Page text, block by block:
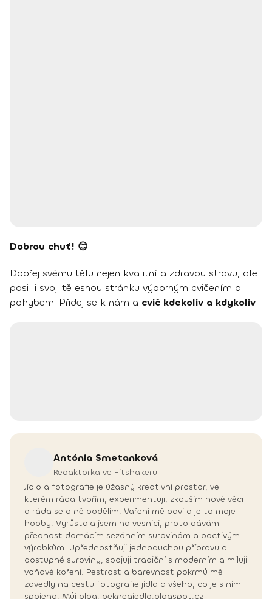
Dobrou chuť! 😊
Dopřej svému tělu nejen kvalitní a zdravou stravu, ale
posil i svoji tělesnou stránku výborným cvičením a
pohybem. Přidej se k nám a cvič kdekoliv a kdykoliv!
Antónia Smetanková
Redaktorka ve Fitshakeru
Jídlo a fotografie je úžasný kreativní prostor, ve
kterém ráda tvořím, experimentuji, zkouším nové věci
a ráda se o ně podělím. Vaření mě baví a je to moje
hobby. Vyrůstala jsem na vesnici, proto dávám
přednost domácím sezónním surovinám a poctivým
výrobkům. Upřednostňuji jednoduchou přípravu a
dostupné suroviny, spojuji tradiční s moderním a miluji
voňavé koření. Pestrost a barevnost pokrmů mě
zavedly na cestu fotografie jídla a všeho, co je s ním
spojeno. Můj blog: pekneajedlo.blogspot.cz